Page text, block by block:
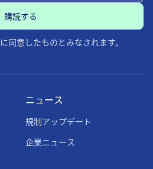
に同意したものとみなされます。
ニュース
規制アップデート
企業ニュース